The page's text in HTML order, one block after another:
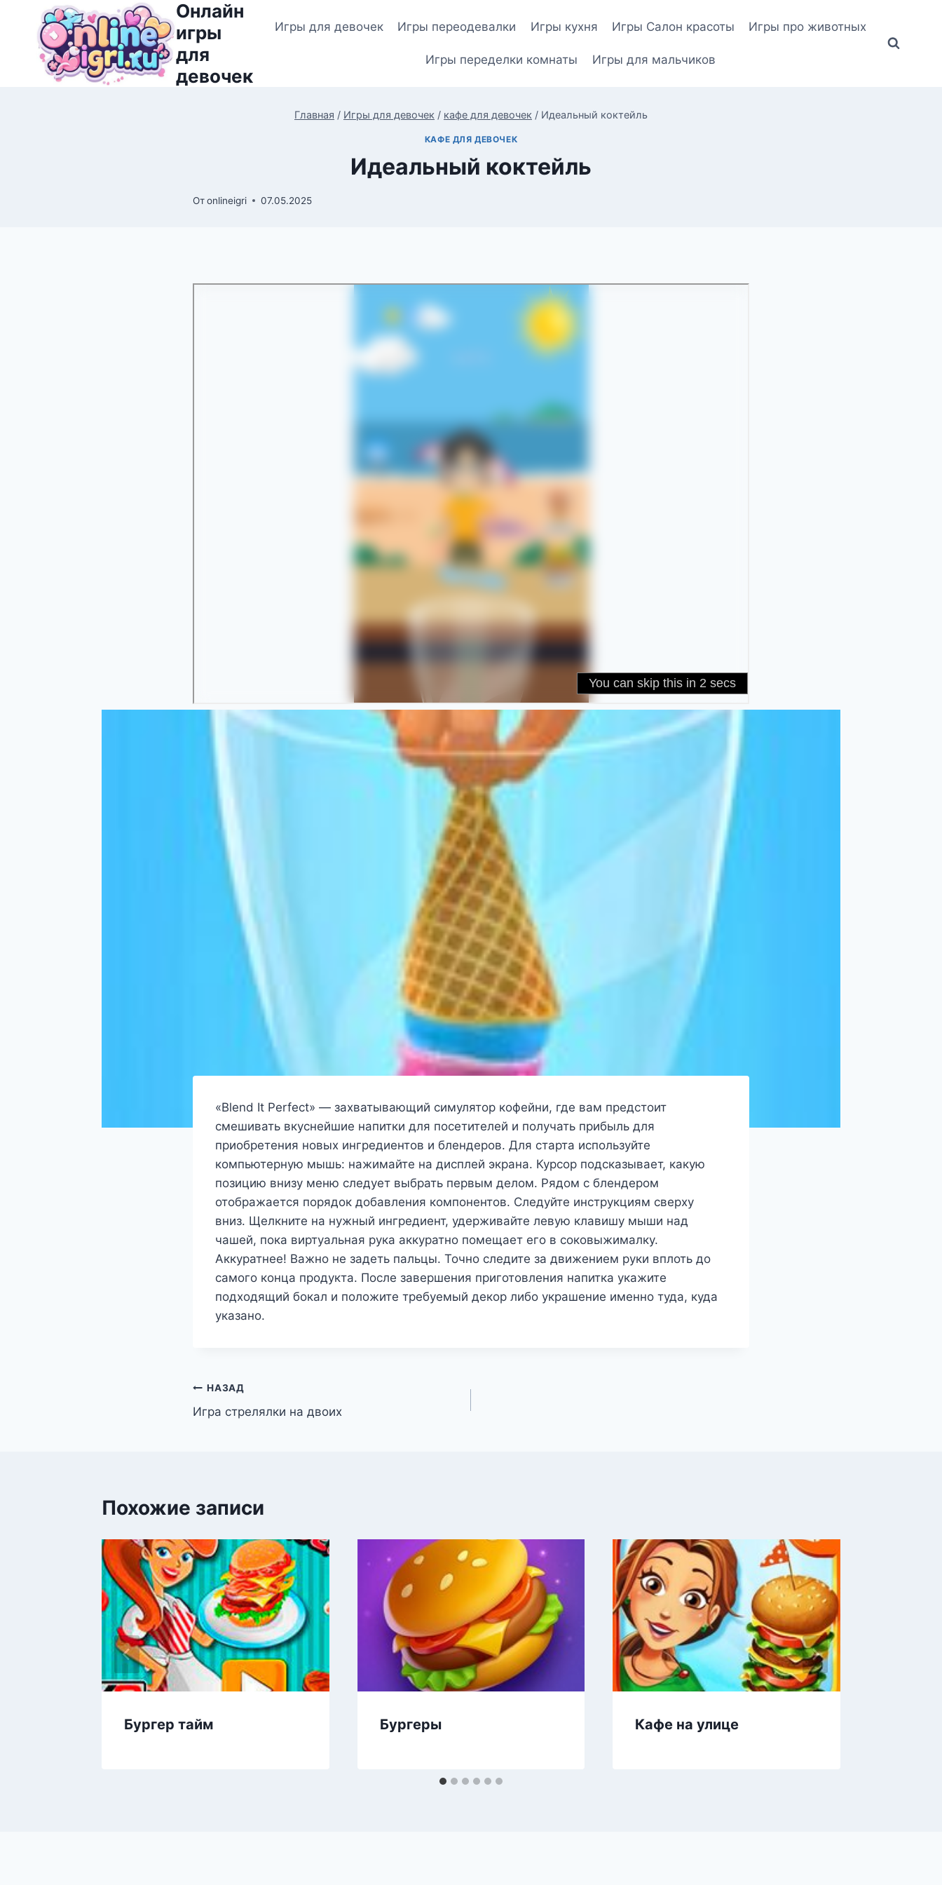
Перейти
содержимому
Онлайн
игры
для
девочек
Игры для девочек Игры переодевалки Игры кухня Игры Салон красоты Игры про животных
Игры переделки комнаты Игры для мальчиков
Главная / Игры для девочек / кафе для девочек / Идеальный коктейль
КАФЕ ДЛЯ ДЕВОЧЕК
Идеальный коктейль
Отonlineigri 07.05.2025
«Blend It Perfect» — захватывающий симулятор кофейни, где вам предстоит
смешивать вкуснейшие напитки для посетителей и получать прибыль для
приобретения новых ингредиентов и блендеров. Для старта используйте
компьютерную мышь: нажимайте на дисплей экрана. Курсор подсказывает, какую
позицию внизу меню следует выбрать первым делом. Рядом с блендером
отображается порядок добавления компонентов. Следуйте инструкциям сверху
вниз. Щелкните на нужный ингредиент, удерживайте левую клавишу мыши над
чашей, пока виртуальная рука аккуратно помещает его в соковыжималку.
Аккуратнее! Важно не задеть пальцы. Точно следите за движением руки вплоть до
самого конца продукта. После завершения приготовления напитка укажите
подходящий бокал и положите требуемый декор либо украшение именно туда, куда
указано.
Навигация
по
НАЗАД
Игра стрелялки на двоих
Похожие записи
Бургер тайм Бургеры Кафе на улице